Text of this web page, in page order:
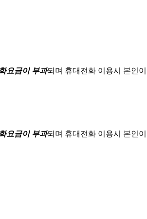
요금이 부과되며 휴대전화 이용시 본인
요금이 부과되며 휴대전화 이용시 본인